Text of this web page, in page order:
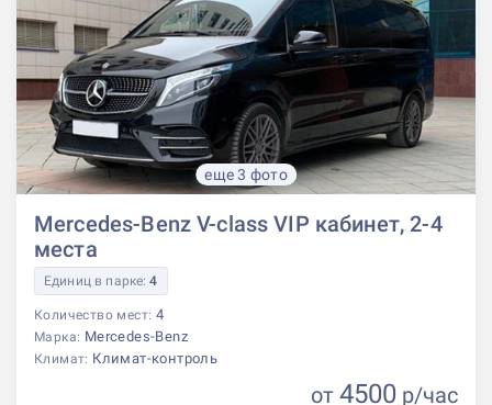
еще 3 фото
Mercedes-Benz V-class VIP кабинет, 2-4
места
Единиц в парке:4
Количество мест: 4
Марка: Mercedes-Benz
Климат: Климат-контроль
от 4500 р/час